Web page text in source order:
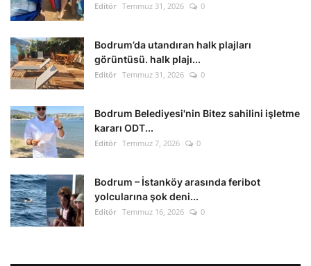
Editör Temmuz 31, 2026 0
Bodrum’da utandıran halk plajları
görüntüsü. halk plajı...
Editör Temmuz 31, 2026 0
Bodrum Belediyesi'nin Bitez sahilini işletme
kararı ODT...
Editör Temmuz 7, 2026 0
Bodrum – İstanköy arasında feribot
yolcularına şok deni...
Editör Temmuz 16, 2026 0